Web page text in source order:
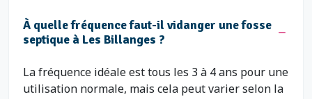
À quelle fréquence faut-il vidanger une fosse
septique à Les Billanges ?
La fréquence idéale est tous les 3 à 4 ans pour une
utilisation normale, mais cela peut varier selon la